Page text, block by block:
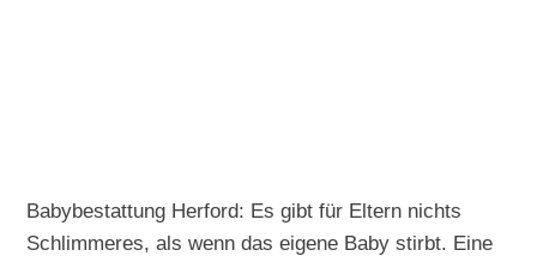
Babybestattung Herford: Es gibt für Eltern nichts
Schlimmeres, als wenn das eigene Baby stirbt. Eine